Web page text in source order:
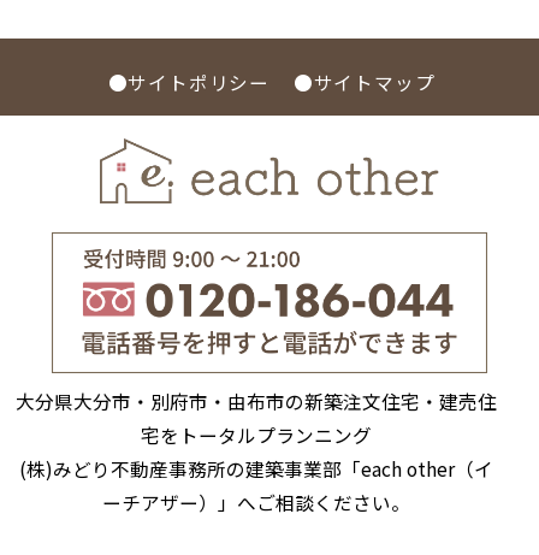
●サイトポリシー ●サイトマップ
大分県大分市・別府市・由布市の新築注文住宅・建売住
宅をトータルプランニング
(株)みどり不動産事務所の建築事業部「each other（イ
ーチアザー）」へご相談ください。